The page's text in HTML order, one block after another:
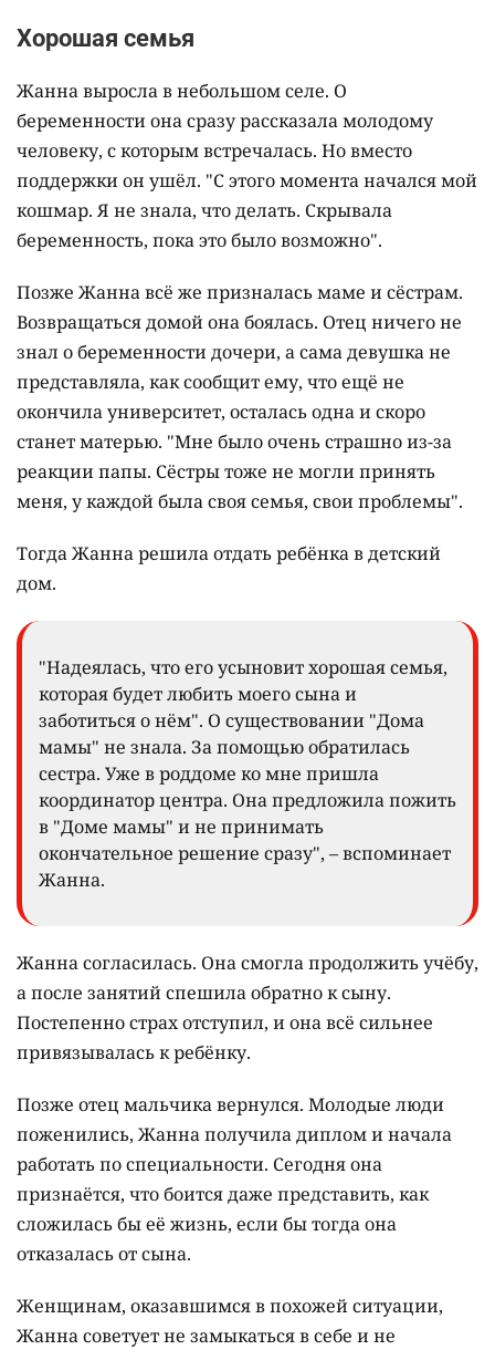
Хорошая семья
Жанна выросла в небольшом селе. О
беременности она сразу рассказала молодому
человеку, с которым встречалась. Но вместо
поддержки он ушёл. "С этого момента начался мой
кошмар. Я не знала, что делать. Скрывала
беременность, пока это было возможно".
Позже Жанна всё же призналась маме и сёстрам.
Возвращаться домой она боялась. Отец ничего не
знал о беременности дочери, а сама девушка не
представляла, как сообщит ему, что ещё не
окончила университет, осталась одна и скоро
станет матерью. "Мне было очень страшно из-за
реакции папы. Сёстры тоже не могли принять
меня, у каждой была своя семья, свои проблемы".
Тогда Жанна решила отдать ребёнка в детский
дом.
"Надеялась, что его усыновит хорошая семья,
которая будет любить моего сына и
заботиться о нём". О существовании "Дома
мамы" не знала. За помощью обратилась
сестра. Уже в роддоме ко мне пришла
координатор центра. Она предложила пожить
в "Доме мамы" и не принимать
окончательное решение сразу", – вспоминает
Жанна.
Жанна согласилась. Она смогла продолжить учёбу,
а после занятий спешила обратно к сыну.
Постепенно страх отступил, и она всё сильнее
привязывалась к ребёнку.
Позже отец мальчика вернулся. Молодые люди
поженились, Жанна получила диплом и начала
работать по специальности. Сегодня она
признаётся, что боится даже представить, как
сложилась бы её жизнь, если бы тогда она
отказалась от сына.
Женщинам, оказавшимся в похожей ситуации,
Жанна советует не замыкаться в себе и не